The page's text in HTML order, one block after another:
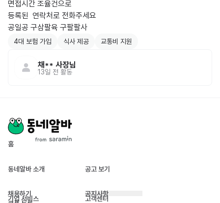
면접시간 조율건으로
등록된  연락처로 전화주세요
공일공 구삼팔육 구팔팔사
4대 보험 가입 식사 제공 교통비 지원
채** 사장님
13일 전 활동
홈
동네알바 소개 공고 보기
채용하기
기업 서비스
공지사항
고객센터